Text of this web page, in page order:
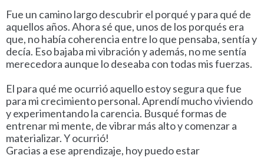
Fue un camino largo descubrir el porqué y para qué de
aquellos años. Ahora sé que, unos de los porqués era
que, no había coherencia entre lo que pensaba, sentía y
decía. Eso bajaba mi vibración y además, no me sentía
merecedora aunque lo deseaba con todas mis fuerzas.
El para qué me ocurrió aquello estoy segura que fue
para mi crecimiento personal. Aprendí mucho viviendo
y experimentando la carencia. Busqué formas de
entrenar mi mente, de vibrar más alto y comenzar a
materializar. Y ocurrió!
Gracias a ese aprendizaje, hoy puedo estar